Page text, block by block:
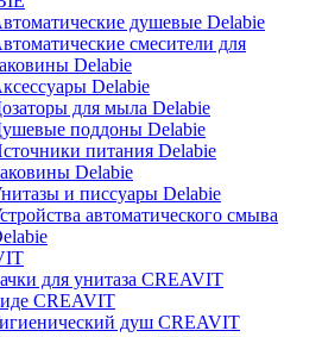
душевые Delabie
смесители для
Delabie
Delabie
для мыла Delabie
поддоны Delabie
питания Delabie
Delabie
и писсуары Delabie
автоматического смыва
для унитаза CREAVIT
CREAVIT
душ CREAVIT